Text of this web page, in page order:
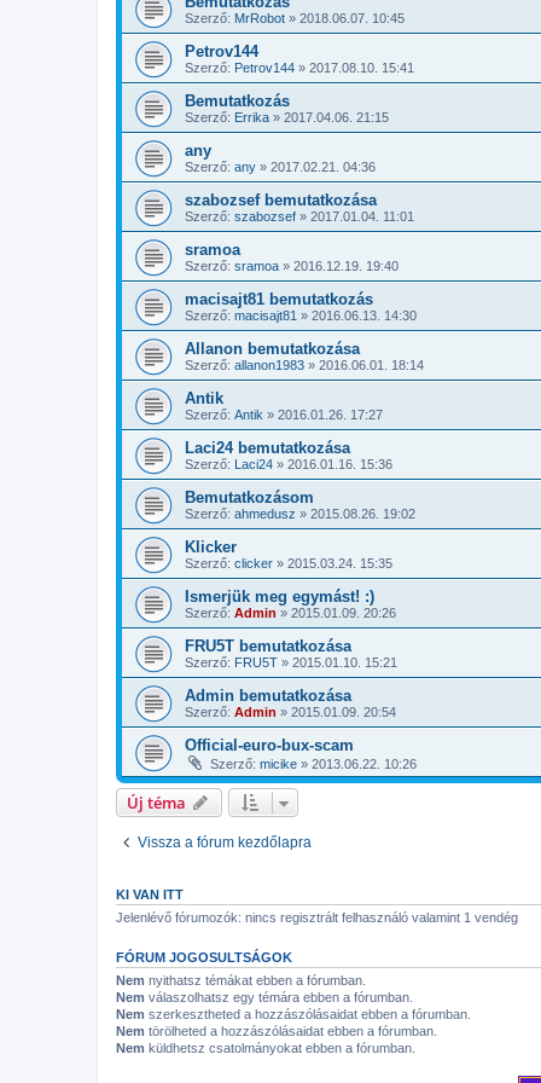
Szerző: MrRobot » 2018.06.07. 10:45
Petrov144
Szerző: Petrov144 » 2017.08.10. 15:41
Bemutatkozás
Szerző: Errika » 2017.04.06. 21:15
any
Szerző: any » 2017.02.21. 04:36
szabozsef bemutatkozása
Szerző: szabozsef » 2017.01.04. 11:01
sramoa
Szerző: sramoa » 2016.12.19. 19:40
macisajt81 bemutatkozás
Szerző: macisajt81 » 2016.06.13. 14:30
Allanon bemutatkozása
Szerző: allanon1983 » 2016.06.01. 18:14
Antik
Szerző: Antik » 2016.01.26. 17:27
Laci24 bemutatkozása
Szerző: Laci24 » 2016.01.16. 15:36
Bemutatkozásom
Szerző: ahmedusz » 2015.08.26. 19:02
Klicker
Szerző: clicker » 2015.03.24. 15:35
Ismerjük meg egymást! :)
Szerző: Admin » 2015.01.09. 20:26
FRU5T bemutatkozása
Szerző: FRU5T » 2015.01.10. 15:21
Admin bemutatkozása
Szerző: Admin » 2015.01.09. 20:54
Official-euro-bux-scam
Szerző: micike » 2013.06.22. 10:26
Új téma
Vissza a fórum kezdőlapra
KI VAN ITT
Jelenlévő fórumozók: nincs regisztrált felhasználó valamint 1 vendég
FÓRUM JOGOSULTSÁGOK
Nem nyithatsz témákat ebben a fórumban.
Nem válaszolhatsz egy témára ebben a fórumban.
Nem szerkesztheted a hozzászólásaidat ebben a fórumban.
Nem törölheted a hozzászólásaidat ebben a fórumban.
Nem küldhetsz csatolmányokat ebben a fórumban.